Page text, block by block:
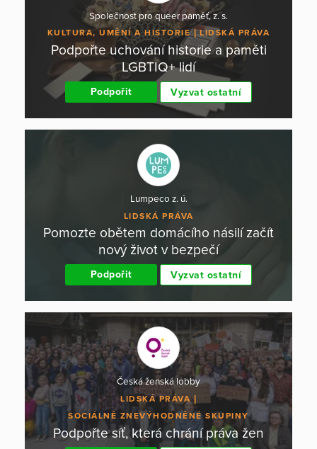
Společnost pro queer paměť, z. s.
KULTURA, UMĚNÍ A HISTORIE LIDSKÁ PRÁVA
Podpořte uchování historie a paměti
LGBTIQ+ lidí
Podpořit Vyzvat ostatní
Lumpeco z. ú.
LIDSKÁ PRÁVA
Pomozte obětem domácího násilí začít
nový život v bezpečí
Podpořit Vyzvat ostatní
Česká ženská lobby
LIDSKÁ PRÁVA
SOCIÁLNĚ ZNEVÝHODNĚNÉ SKUPINY
Podpořte síť, která chrání práva žen